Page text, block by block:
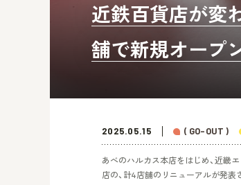
近鉄百貨店が変
舗で新規オープ
2025.05.15 ( GO-OUT )
あべのハルカス本店をはじめ、近畿
店の、計4店舗のリニューアルが発表